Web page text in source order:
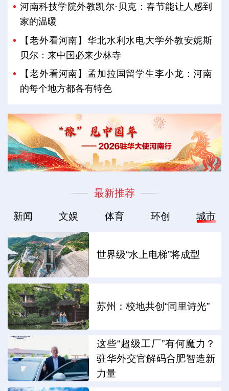
河南科技学院外教凯尔·贝克：春节能让人感到
家的温暖
【老外看河南】华北水利水电大学外教安妮斯
贝尔：来中国必来少林寺
【老外看河南】孟加拉国留学生李小龙：河南
的每个地方都各有特色
最新推荐
新闻 文娱 体育 环创 城市
世界级“水上电梯”将成型
苏州：校地共创“同里诗光”
这些“超级工厂”有何魔力？
驻华外交官解码合肥智造新
力量